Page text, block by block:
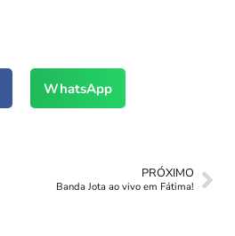
WhatsApp
PRÓXIMO
Banda Jota ao vivo em Fátima!